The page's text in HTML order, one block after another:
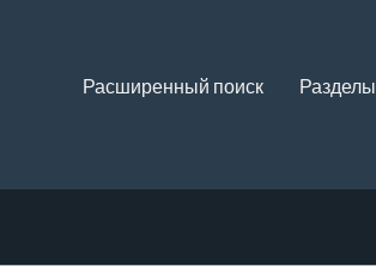
Расширенный поиск Разделы